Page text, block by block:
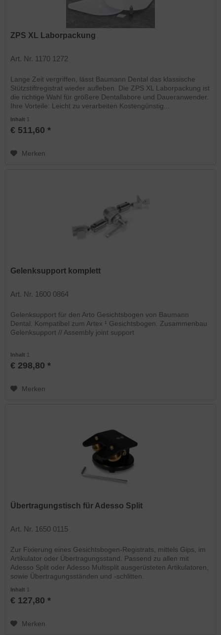
ZPS XL Laborpackung
Art. Nr. 1170 1272
Lange Zeit vergriffen, lässt Baumann Dental das klassische
Stützstiftregistrat wieder aufleben. Die ZPS XL Laborpackung ist
die richtige Wahl für größere Dentallabore und Daueranwender.
Ihre Vorteile: Leicht zu verarbeiten Kostengünstig...
Inhalt 1
€ 511,60 *
Merken
Gelenksupport komplett
Art. Nr. 1600 0864
Gelenksupport für den Arto Gesichtsbogen von Baumann
Dental. Kompatibel zum Artex ¹ Gesichtsbogen. Zusammenbau
Gelenksupport // Assembly joint support
Inhalt 1
€ 298,80 *
Merken
Übertragungstisch für Adesso Split
Art. Nr. 1650 0115
Zur Fixierung eines Gesichtsbogen-Registrats, mittels Gips, im
Artikulator oder Übertragungsstand. Passend zu allen mit
Adesso Split oder Adesso Multisplit ausgerüsteten Artikulatoren,
sowie Übertragungsständen und -schlitten.
Inhalt 1
€ 127,80 *
Merken